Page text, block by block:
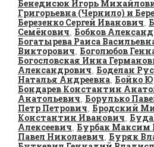
Бенедисюк Игорь
Григорьевна (Чернило) и
Березенко Сергей Иванович,
Семёнович, Бобков
Богатырева Раиса
Викторович, Боголюбов
Богословская Инна
Александрович, Боделан
Наталья Андреевна, Бойко
Бондарев Константин
Анатольевич, Борулько
Петр Петрович, Бродский
Константин Иванович,
Алексеевич, Бурбак Максим
Павел Николаевич, Буряк